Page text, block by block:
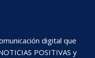
digital que
POSITIVAS y